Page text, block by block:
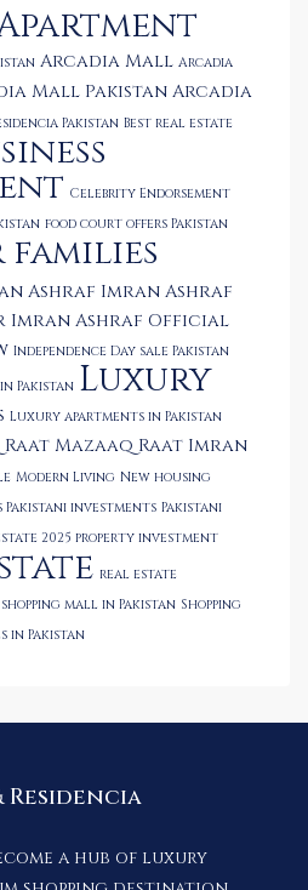
Arcadia Mall Arcadia
Mall Pakistan Arcadia
Pakistan Best real estate
Celebrity Endorsement
food court offers Pakistan
families
Ashraf Imran Ashraf
Imran Ashraf Official
Independence Day sale Pakistan
Pakistan Luxury
Luxury apartments in Pakistan
Mazaaq Raat Imran
Modern Living New housing
Pakistani investments Pakistani
2025 property investment
real estate
shopping mall in Pakistan Shopping
in Pakistan
a hub of luxury